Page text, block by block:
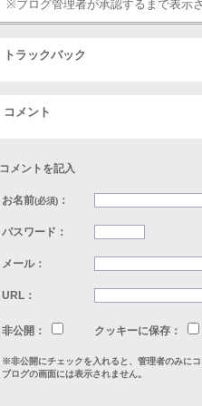
※ブログ管理者が承認するまで表示
トラックバック
コメント
コメントを記入
お名前(必須) ：
パスワード：
メール：
URL：
非公開： クッキーに保存：
※非公開にチェックを入れると、管理者のみにコ
ブログの画面には表示されません。